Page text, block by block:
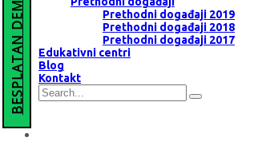
BESPLATAN DEMO ČAS
Prethodni događaji 2019
Prethodni događaji 2018
Prethodni događaji 2017
Edukativni centri
Blog
Kontakt